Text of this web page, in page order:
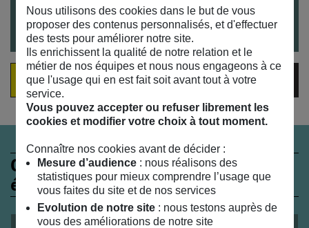
horaires : toutes nos infos pratiquesici
VOIR LA VIDÉO DE L'ÉVÈNEMENT
Ces évènements peuvent
également vous intéresser
Nous utilisons des cookies dans le but de vous
proposer des contenus personnalisés, et d'effectuer
des tests pour améliorer notre site.
Ils enrichissent la qualité de notre relation et le
métier de nos équipes et nous nous engageons à ce
que l'usage qui en est fait soit avant tout à votre
service.
Vous pouvez accepter ou refuser librement les
cookies et modifier votre choix à tout moment.
Connaître nos cookies avant de décider :
Mesure d’audience: nous réalisons des
statistiques pour mieux comprendre l’usage que
vous faites du site et de nos services
Evolution de notre site: nous testons auprès de
vous des améliorations de notre site